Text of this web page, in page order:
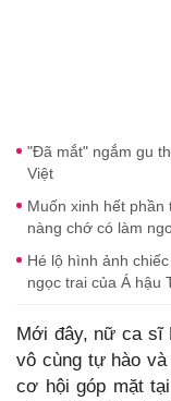
"Đã mắt" ngắm gu
Việt
Muốn xinh hết
nàng chớ có làm
Hé lộ hình ảnh
ngọc trai của Á hậu
Mới đây, nữ ca sĩ
vô cùng tự hào
cơ hội góp mặt